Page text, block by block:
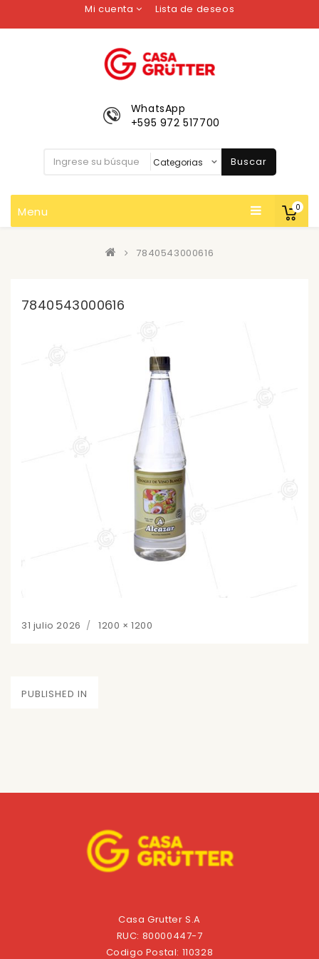
Mi cuenta Lista de deseos
0
WhatsApp
+595 972 517700
Buscar
Menu
7840543000616
7840543000616
Posted
31 julio 2026
Full
1200 × 1200
Navegación
PUBLISHED IN
Casa Grutter S.A
RUC: 80000447-7
Codigo Postal: 110328